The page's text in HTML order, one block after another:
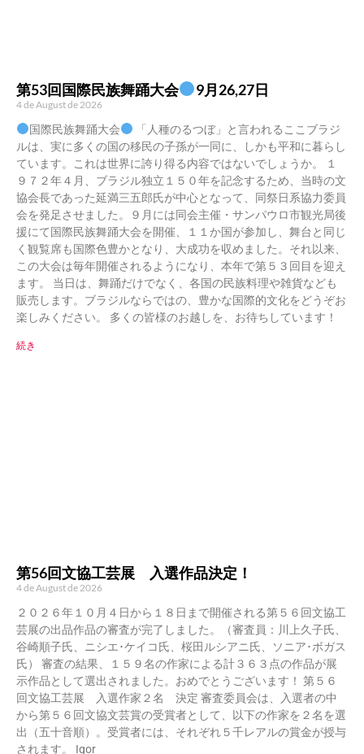
第53回国際民族舞踊大会 9月26,27日
4 de August de 2026
国際民族舞踊大会
「人種のるつぼ」と言われるここブラジ
ルは、実に多くの国の移民の子孫が一同に、しかも平和に暮らし
ています。これは世界に誇り得る内容ではないでしょうか。 １
９７２年４月、ブラジル独立１５０年を記念するため、当時の文
協会長であった延満三五郎氏が中心となって、同祭日系協力委員
会を発足させました。９月には同会主催・サンパウロ市観光局後
援にて国際民族舞踊大会を開催、１１か国が参加し、舞台と同じ
く観覧席も国際色豊かとなり、大成功を収めました。それ以来、
この大会は毎年開催されるようになり、本年で第５３回目を迎え
ます。 当日は、舞踊だけでなく、各国の民族料理や雑貨なども
販売します。ブラジルならではの、豊かな国際的文化をどうぞお
楽しみください。 多くの皆様のお越しを、お待ちしています！
続き
第56回文協工芸展 入選作品決定！
4 de August de 2026
２０２６年１０月４日から１８日まで開催される第５６回文協工
芸展の出品作品の審査が完了しました。（審査員：川上久子氏、
谷崎順子氏、ニシエ･ケイコ氏、桜田ルシアニ氏、ソニア･ボガス
氏） 審査の結果、１５９名の作家による計３６３点の作品が展
示作品として選出されました。おめでとうございます！ 第５６
回文協工芸展 入選作家２名 決定 審査委員会は、入選者の中
から第５６回文協文芸賞の受賞者として、以下の作家を２名を選
出（五十音順）。受賞者には、それぞれ５千レアルの賞金が授与
されます。 Igor